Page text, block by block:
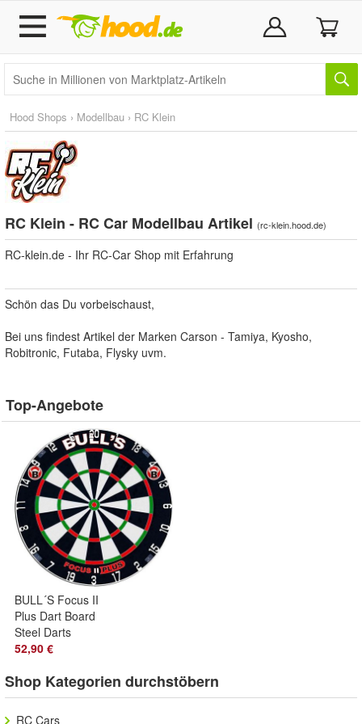
Hood Shops › Modellbau › RC Klein
RC Klein - RC Car Modellbau Artikel (rc-klein.hood.de)
RC-klein.de - Ihr RC-Car Shop mit Erfahrung
Schön das Du vorbeischaust,
Bei uns findest Artikel der Marken Carson - Tamiya, Kyosho,
Robitronic, Futaba, Flysky uvm.
Top-Angebote
BULL´S Focus II
Plus Dart Board
Steel Darts
52,90 €
Shop Kategorien durchstöbern
RC Cars